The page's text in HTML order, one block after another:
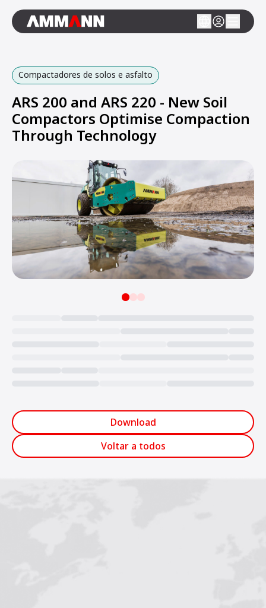
Compactadores de solos e asfalto
ARS 200 and ARS 220 - New Soil
Compactors Optimise Compaction
Through Technology
Download
Voltar a todos